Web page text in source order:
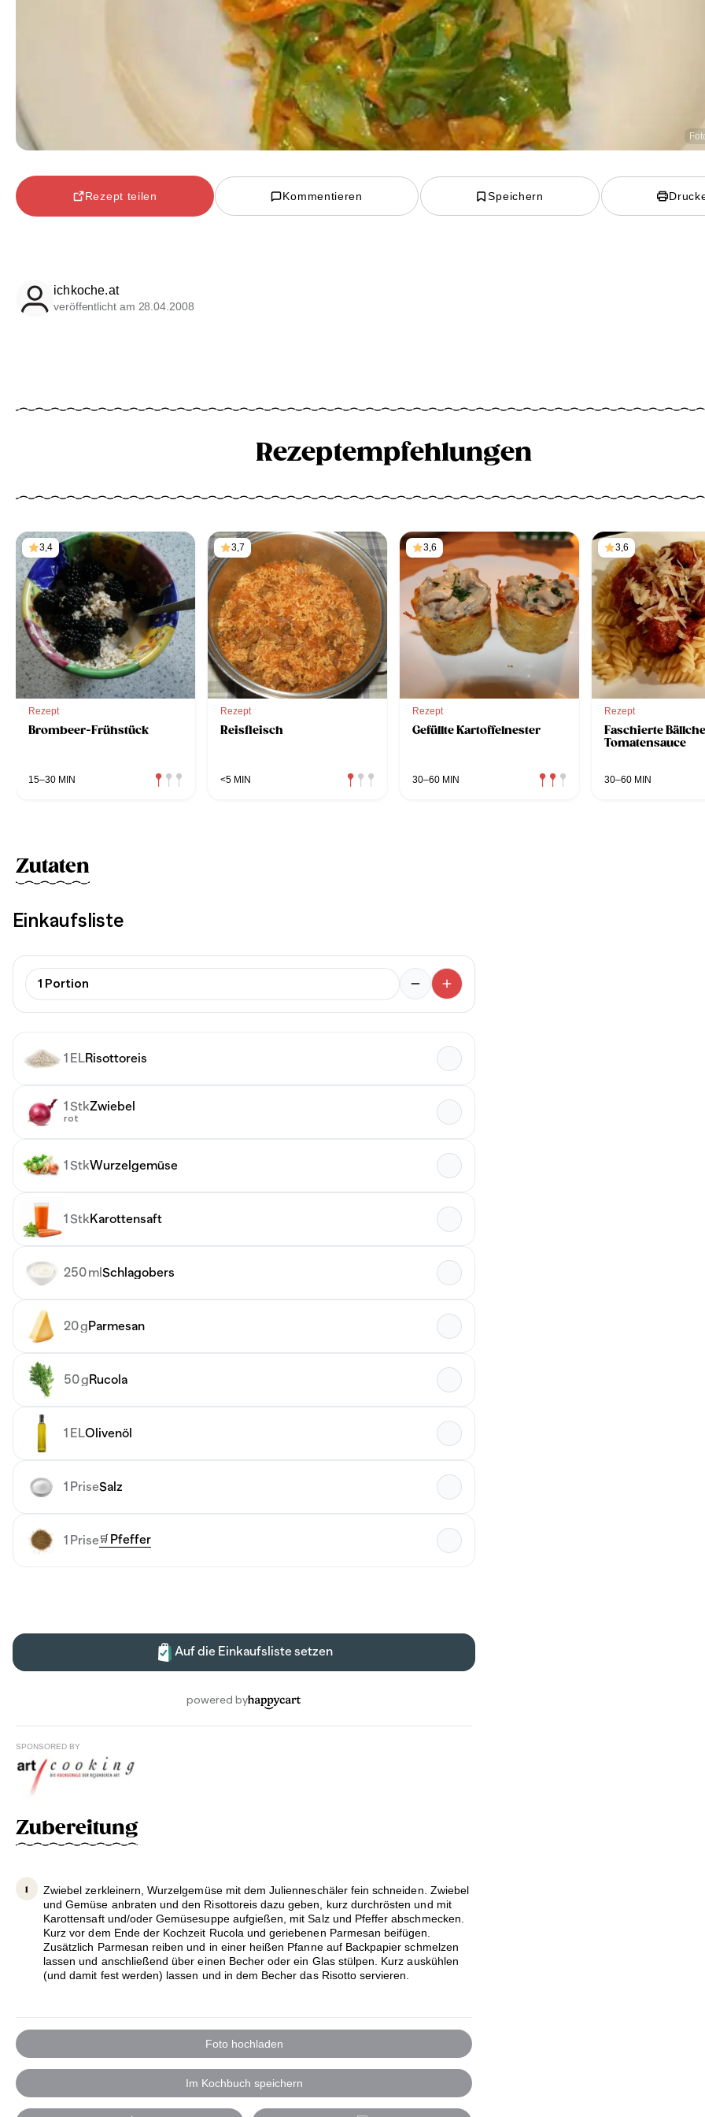
Rezept teilen Kommentieren Speichern
ichkoche.at
veröffentlicht am 28.04.2008
Rezeptempfehlungen
3,4
Rezept
Brombeer-Frühstück
15–30 MIN
3,7
Rezept
Reisfleisch
<5 MIN
3,6
Rezept
Gefüllte Kartoffelnester
30–60 MIN
3,6
Rezept
Faschierte
Tomatensauce
30–60 MIN
Zutaten
SPONSORED BY
Zubereitung
Zwiebel zerkleinern, Wurzelgemüse mit dem Julienneschäler fein schneiden. Zwiebel
und Gemüse anbraten und den Risottoreis dazu geben, kurz durchrösten und mit
Karottensaft und/oder Gemüsesuppe aufgießen, mit Salz und Pfeffer abschmecken.
Kurz vor dem Ende der Kochzeit Rucola und geriebenen Parmesan beifügen.
Zusätzlich Parmesan reiben und in einer heißen Pfanne auf Backpapier schmelzen
lassen und anschließend über einen Becher oder ein Glas stülpen. Kurz auskühlen
(und damit fest werden) lassen und in dem Becher das Risotto servieren.
Foto hochladen
Im Kochbuch speichern